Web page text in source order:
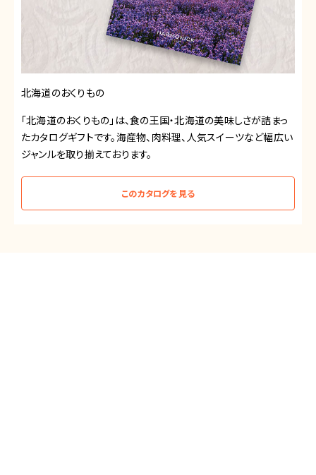
北海道のおくりもの
「北海道のおくりもの」は、食の王国・北海道の美味しさが詰まっ
たカタログギフトです。海産物、肉料理、人気スイーツなど幅広い
ジャンルを取り揃えております。
このカタログを見る